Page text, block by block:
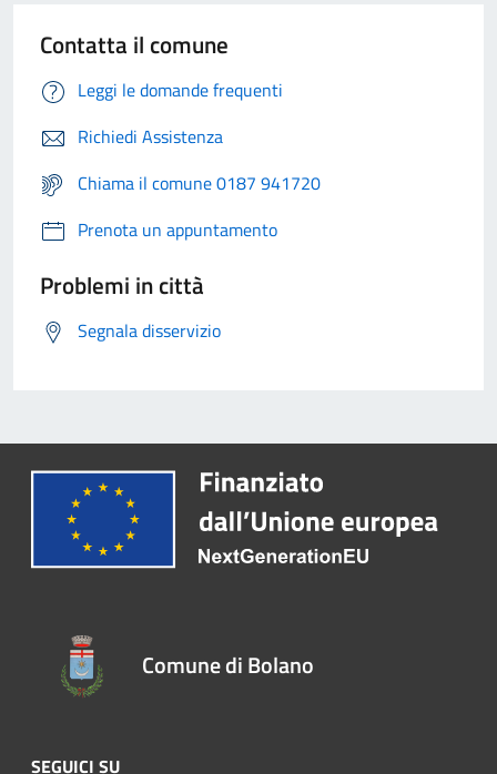
Contatta il comune
Leggi le domande frequenti
Richiedi Assistenza
Chiama il comune 0187 941720
Prenota un appuntamento
Problemi in città
Segnala disservizio
Comune di Bolano
SEGUICI SU